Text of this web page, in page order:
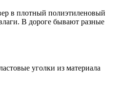
в плотный полиэтиленовый
В дороге бывают разные
уголки из материала